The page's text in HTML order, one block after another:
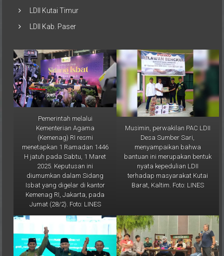
LDII Kutai Timur
LDII Kab. Paser
Pemerintah melalui
Kementerian Agama
(Kemenag) RI resmi
menetapkan 1 Ramadan 1446
H jatuh pada Sabtu, 1 Maret
2025. Keputusan ini
diumumkan dalam Sidang
Isbat yang digelar di kantor
Kemenag RI, Jakarta, pada
Jumat (28/2). Foto: LINES
Musimin, perwakilan PAC LDII
Desa Sumber Sari,
menyampaikan bahwa
bantuan ini merupakan bentuk
nyata kepedulian LDII
terhadap masyarakat Kutai
Barat, Kaltim. Foto: LINES